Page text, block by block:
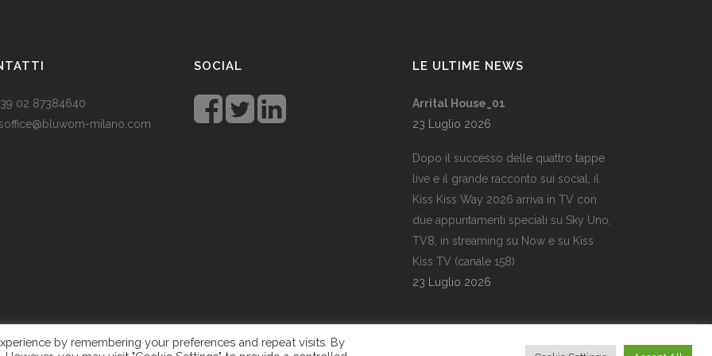
02 87384640
milano.com
SOCIAL LE ULTIME NEWS
Arrital House_01
23 Luglio 2026
Dopo il successo delle quattro tappe
live e il grande racconto sui social, il
Kiss Kiss Way 2026 arriva in TV con
due appuntamenti speciali su Sky Uno,
TV8, in streaming su Now e su Kiss
Kiss TV (canale 158)
23 Luglio 2026
by remembering your preferences and repeat visits. By